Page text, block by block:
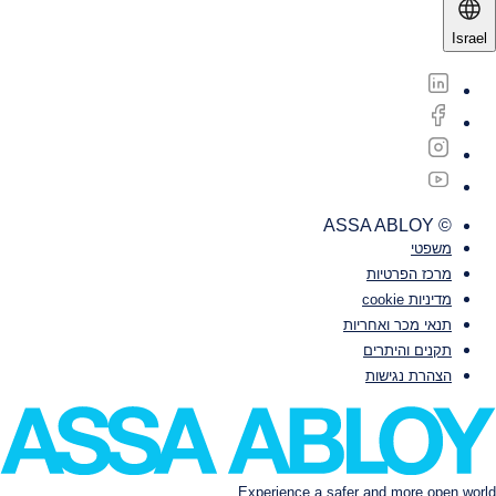
Israel
© ASSA ABLOY
משפטי‎‎
מרכז הפרטיות
מדיניות cookie
תנאי מכר ואחריות
תקנים והיתרים
הצהרת נגישות
Experience a safer and more open world